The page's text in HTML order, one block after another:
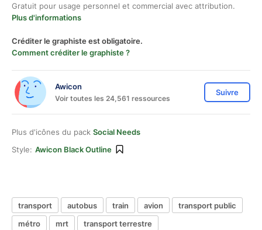
Gratuit pour usage personnel et commercial avec attribution.
Plus d'informations
Créditer le graphiste est obligatoire.
Comment créditer le graphiste ?
Awicon
Voir toutes les 24,561 ressources
Suivre
Plus d'icônes du pack Social Needs
Style: Awicon Black Outline
transport autobus train avion
transport public
métro
mrt transport terrestre